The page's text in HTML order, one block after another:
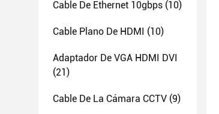
Cable De Ethernet 10gbps (10)
Cable Plano De HDMI (10)
Adaptador De VGA HDMI DVI
(21)
Cable De La Cámara CCTV (9)